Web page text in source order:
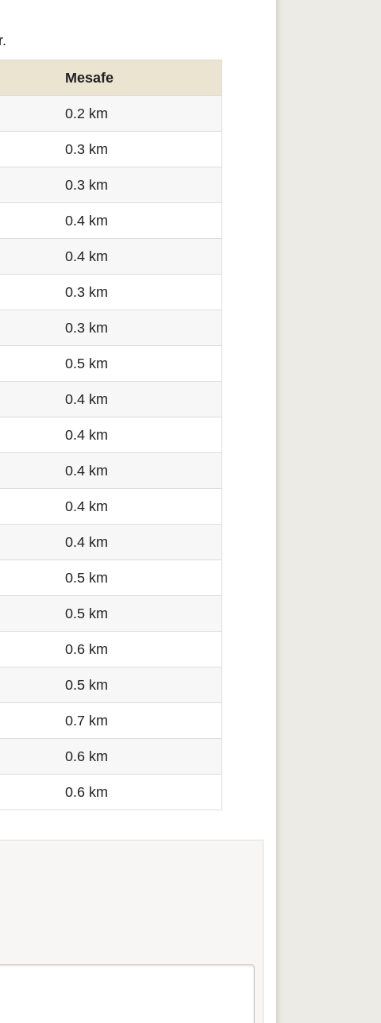
Mesafe
0.2 km
0.3 km
0.3 km
0.4 km
0.4 km
0.3 km
0.3 km
0.5 km
0.4 km
0.4 km
0.4 km
0.4 km
0.4 km
0.5 km
0.5 km
0.6 km
0.5 km
0.7 km
0.6 km
0.6 km